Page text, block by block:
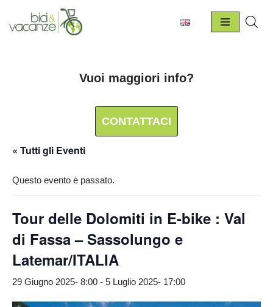
Vai
Vuoi maggiori info?
CONTATTACI
« Tutti gli Eventi
Questo evento è passato.
Tour delle Dolomiti in E-bike : Val
di Fassa – Sassolungo e
Latemar/ITALIA
29 Giugno 2025- 8:00 - 5 Luglio 2025- 17:00